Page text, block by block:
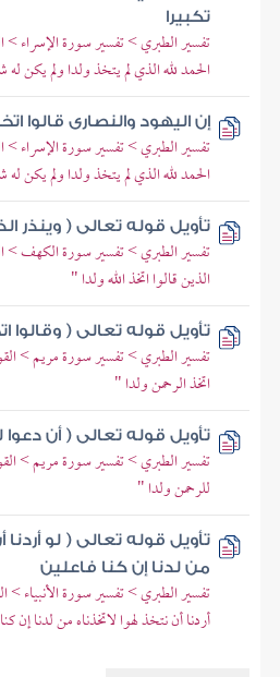
تكبيرا
تفسير الطبري > تفسير سورة الإسراء >
الحمد لله الذي لم يتخذ ولدا ولم يكن
إن اليهود والنصارى قالوا
تفسير الطبري > تفسير سورة الإسراء >
الحمد لله الذي لم يتخذ ولدا ولم يكن
تأويل قوله تعالى ( وينذر
تفسير الطبري > تفسير سورة الكهف >
الذين قالوا اتخذ الله ولدا "
تأويل قوله تعالى ( وقالوا
تفسير الطبري > تفسير سورة مريم >
اتخذ الرحمن ولدا "
تأويل قوله تعالى ( أن دعوا
تفسير الطبري > تفسير سورة مريم >
للرحمن ولدا "
تأويل قوله تعالى ( لو أردنا
من لدنا إن كنا فاعلين
تفسير الطبري > تفسير سورة الأنبياء >
أردنا أن نتخذ لهوا لاتخذناه من لدنا إن